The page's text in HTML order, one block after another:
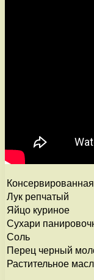
Лук репчатый
Яйцо куриное
Сухари
Соль
Перец черный
Растительное